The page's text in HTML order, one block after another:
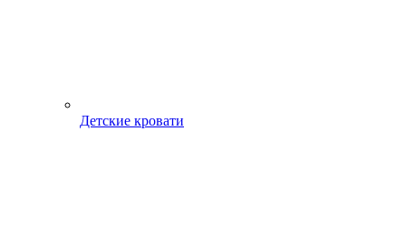
Детские кровати